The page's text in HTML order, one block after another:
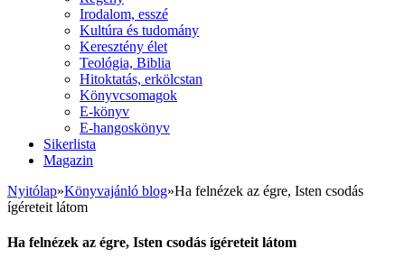
Irodalom, esszé
Kultúra és tudomány
Keresztény élet
Teológia, Biblia
Hitoktatás, erkölcstan
Könyvcsomagok
E-könyv
E-hangoskönyv
Sikerlista
Magazin
Nyitólap»Könyvajánló blog»Ha felnézek az égre, Isten csodás
ígéreteit látom
Ha felnézek az égre, Isten csodás ígéreteit látom